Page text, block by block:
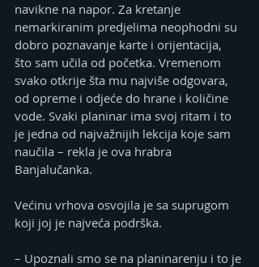
navikne na napor. Za kretanje
nemarkiranim predjelima neophodni su
dobro poznavanje karte i orijentacija,
što sam učila od početka. Vremenom
svako otkrije šta mu najviše odgovara,
od opreme i odjeće do hrane i količine
vode. Svaki planinar ima svoj ritam i to
je jedna od najvažnijih lekcija koje sam
naučila – rekla je ova hrabra
Banjalučanka.
Većinu vrhova osvojila je sa suprugom
koji joj je najveća podrška.
– Upoznali smo se na planinarenju i to je